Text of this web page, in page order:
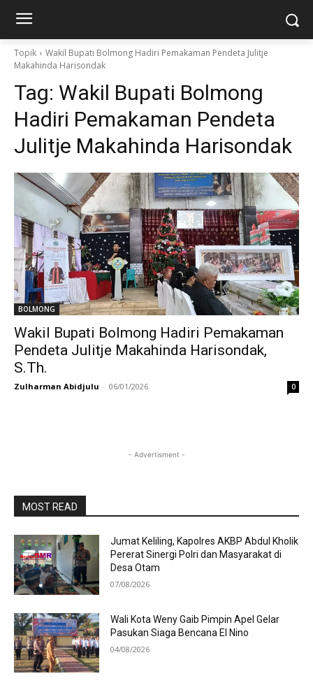
Topik
Wakil Bupati Bolmong Hadiri Pemakaman Pendeta Julitje
Makahinda Harisondak
Tag: Wakil Bupati Bolmong
Hadiri Pemakaman Pendeta
Julitje Makahinda Harisondak
BOLMONG
Wakil Bupati Bolmong Hadiri Pemakaman
Pendeta Julitje Makahinda Harisondak,
S.Th.
Zulharman Abidjulu - 06/01/2026 0
- Advertisment -
MOST READ
Jumat Keliling, Kapolres AKBP Abdul Kholik
Pererat Sinergi Polri dan Masyarakat di
Desa Otam
07/08/2026
Wali Kota Weny Gaib Pimpin Apel Gelar
Pasukan Siaga Bencana El Nino
04/08/2026